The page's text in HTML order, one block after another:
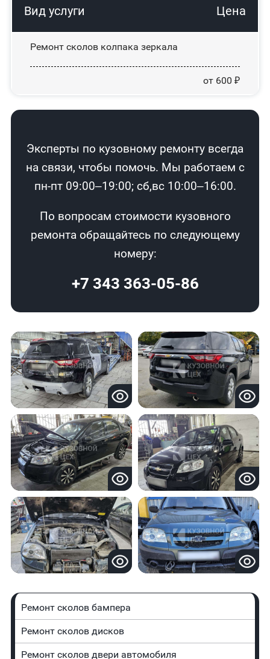
Вид услуги Цена
Ремонт сколов колпака зеркала
от 600 ₽
Эксперты по кузовному ремонту всегда
на связи, чтобы помочь. Мы работаем с
пн-пт 09:00–19:00; сб,вс 10:00–16:00.
По вопросам стоимости кузовного
ремонта обращайтесь по следующему
номеру:
+7 343 363-05-86
Ремонт сколов бампера
Ремонт сколов дисков
Ремонт сколов двери автомобиля